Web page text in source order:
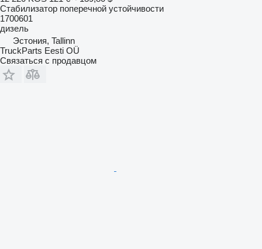
Стабилизатор поперечной устойчивости
1700601
дизель
Эстония, Tallinn
TruckParts Eesti OÜ
Связаться с продавцом